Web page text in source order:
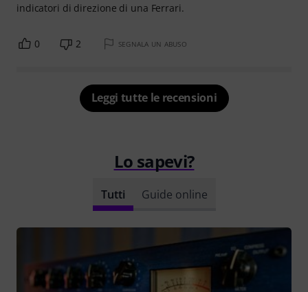
indicatori di direzione di una Ferrari.
0 2 SEGNALA UN ABUSO
Leggi tutte le recensioni
Lo sapevi?
Tutti Guide online